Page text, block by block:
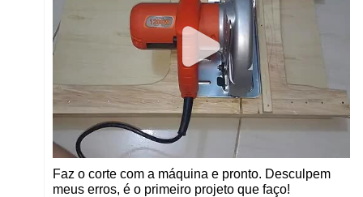
Faz o corte com a máquina e pronto. Desculpem
meus erros, é o primeiro projeto que faço!